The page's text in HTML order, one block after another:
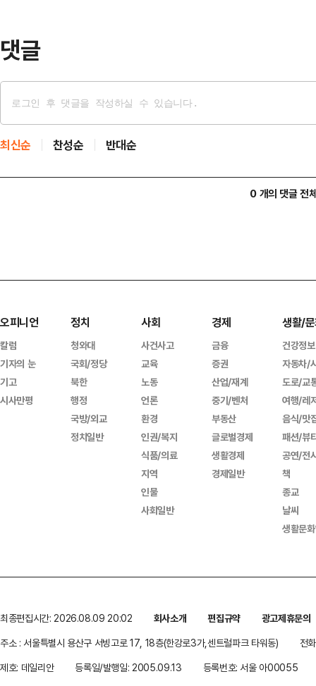
댓글
최신순 찬성순 반대순
0 개의 댓글 전
오피니언
칼럼
기자의 눈
기고
시사만평
정치
청와대
국회/정당
북한
행정
국방/외교
정치일반
사회
사건사고
교육
노동
언론
환경
인권/복지
식품/의료
지역
인물
사회일반
경제
금융
증권
산업/재계
중기/벤처
부동산
글로벌경제
생활경제
경제일반
생활/
건강정보
자동차/
도로/교
여행/레
음식/맛
패션/뷰
공연/전
책
종교
날씨
생활문
최종편집시간: 2026.08.09 20:02 회사소개 편집규약
광고제휴문의
주소 : 서울특별시 용산구 서빙고로 17, 18층(한강로3가,센트럴파크 타워동)
전
제호: 데일리안
등록일/발행일: 2005.09.13 등록번호: 서울 아00055